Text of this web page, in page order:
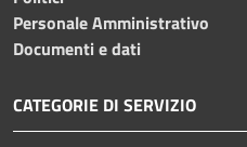
Personale Amministrativo
Documenti e dati
CATEGORIE DI SERVIZIO